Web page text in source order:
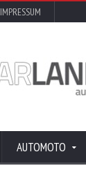
IMPRESSUM
AUTOMOTO